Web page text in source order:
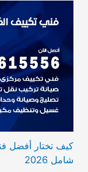
كيف تختار أفضل
شامل 2026